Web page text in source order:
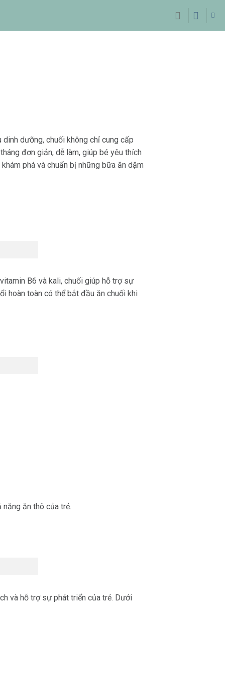
dưỡng, chuối không chỉ cung cấp
đơn giản, dễ làm, giúp bé yêu thích
phá và chuẩn bị những bữa ăn dặm
B6 và kali, chuối giúp hỗ trợ sự
hoàn toàn có thể bắt đầu ăn chuối khi
ăn thô của trẻ.
và hỗ trợ sự phát triển của trẻ. Dưới